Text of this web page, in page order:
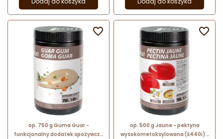
op. 750 g Guma Guar -
funkcjonalny dodatek spożywczy

op. 500 g Jaune - pektyna
wysokometoksylowana (E440i) z
